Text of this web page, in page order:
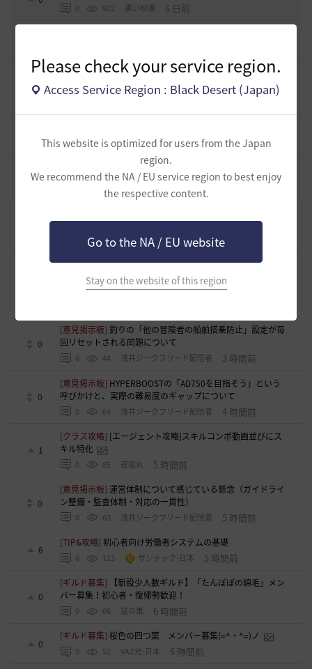
Please check your service region.
Access Service Region : Black Desert (Japan)
This website is optimized for users from the Japan
region.
We recommend the NA / EU service region to best enjoy
the respective content.
Go to the NA / EU website
Stay on the website of this region
0 922 黒い砂漠 6 日前
19
黒い砂漠が初めての冒険者の皆様のために準備したA to Z！
8
1 32.3K 黒い砂漠 2021.05.12
51
コミュニティの利用にあたって
47.8K 黒い砂漠 2020.03.25
者復帰者歓迎！！
46 かぐらBDO 2 時間前
[ギルド募集]ギルチャ完全無言推奨・ソロ向けギルド「スト
レイキャッツ」メンバー募集（ギルドボス有・初心者復帰者
多数所属・スキル目当て◎）
0
[意見掲示板]釣りの「他の冒険者の船舶搭乗防止」設定が毎
回リセットされる問題について
0 44 浅井ジークフリード配信者 3 時間前
0
[意見掲示板] HYPERBOOSTの「AD750を目指そう」という
呼びかけと、実際の難易度のギャップについて
0 64 浅井ジークフリード配信者 4 時間前
1
[クラス攻略] [エージェント攻略]スキルコンボ動画並びにス
キル特化
0 85 夜狐丸 5 時間前
0
[意見掲示板]運営体制について感じている懸念（ガイドライ
ン整備・監査体制・対応の一貫性）
0 63 浅井ジークフリード配信者 5 時間前
6
[TIP&攻略]初心者向け労働者システムの基礎
0 123 ザンナック-日本 5 時間前
0
[ギルド募集]
【新設少人数ギルド】「たんぽぽの綿毛」メン
バー募集！初心者・復帰勢歓迎！
0 66 鼠の巣 6 時間前
0
[ギルド募集]桜色の四つ葉 メンバー募集(=^・^=)ノ
0 52 VAZ光-日本 6 時間前